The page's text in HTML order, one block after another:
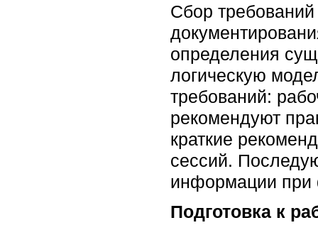
Сбор
определения
логическую
требований:
рекомендуют
краткие
сессий.
информации
Подготовка к